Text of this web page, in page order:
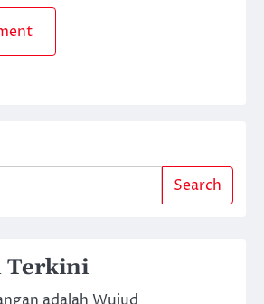
Search
Terkini